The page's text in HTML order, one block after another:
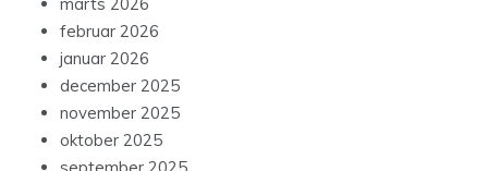
februar 2026
januar 2026
december 2025
november 2025
oktober 2025